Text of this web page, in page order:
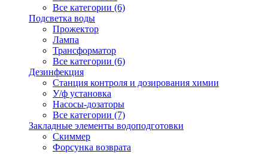
Все категории (6)
Подсветка воды
Прожектор
Лампа
Трансформатор
Все категории (6)
Дезинфекция
Станция контроля и дозирования химии
У/ф установка
Насосы-дозаторы
Все категории (7)
Закладные элементы водоподготовки
Скиммер
Форсунка возврата